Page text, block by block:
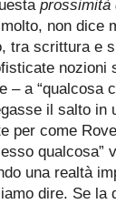
prossimità
non dice
tra scrittura e
nozioni
– a “qualcosa
il salto in
per come
qualcosa”
una realtà
dire. Se la